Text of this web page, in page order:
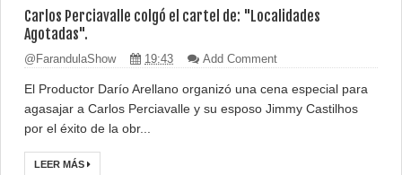
Carlos Perciavalle colgó el cartel de: "Localidades
Agotadas".
@FarandulaShow 19:43 Add Comment
El Productor Darío Arellano organizó una cena especial para
agasajar a Carlos Perciavalle y su esposo Jimmy Castilhos
por el éxito de la obr...
LEER MÁS